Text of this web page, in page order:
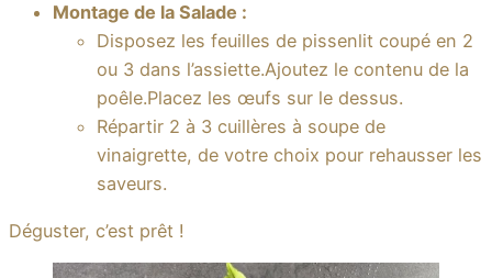
Montage de la Salade :
Disposez les feuilles de pissenlit coupé en 2
ou 3 dans l’assiette.Ajoutez le contenu de la
poêle.Placez les œufs sur le dessus.
Répartir 2 à 3 cuillères à soupe de
vinaigrette, de votre choix pour rehausser les
saveurs.
Déguster, c’est prêt !